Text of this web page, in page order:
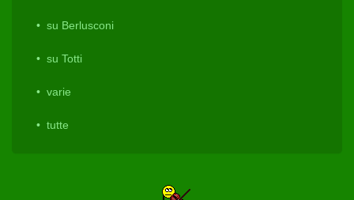
su Berlusconi
su Totti
varie
tutte